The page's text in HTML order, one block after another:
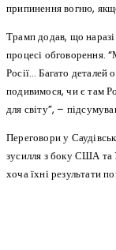
припинення вогню,
Трамп додав, що
процесі обговорення.
Росії… Багато деталей
подивимося, чи є там
для світу”, –
Переговори у
зусилля з боку США та
хоча їхні результати